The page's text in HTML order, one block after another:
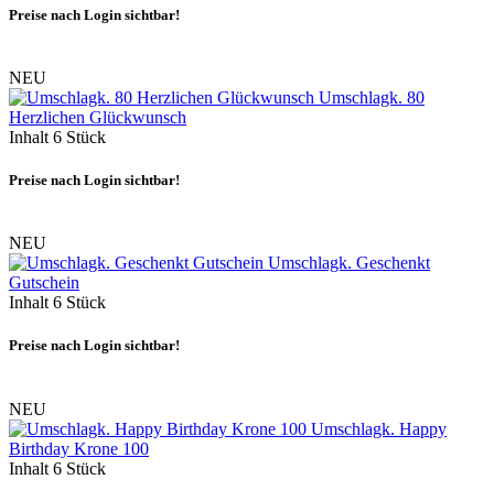
Preise nach Login sichtbar!
NEU
Umschlagk. 80
Herzlichen Glückwunsch
Inhalt 6 Stück
Preise nach Login sichtbar!
NEU
Umschlagk. Geschenkt
Gutschein
Inhalt 6 Stück
Preise nach Login sichtbar!
NEU
Umschlagk. Happy
Birthday Krone 100
Inhalt 6 Stück